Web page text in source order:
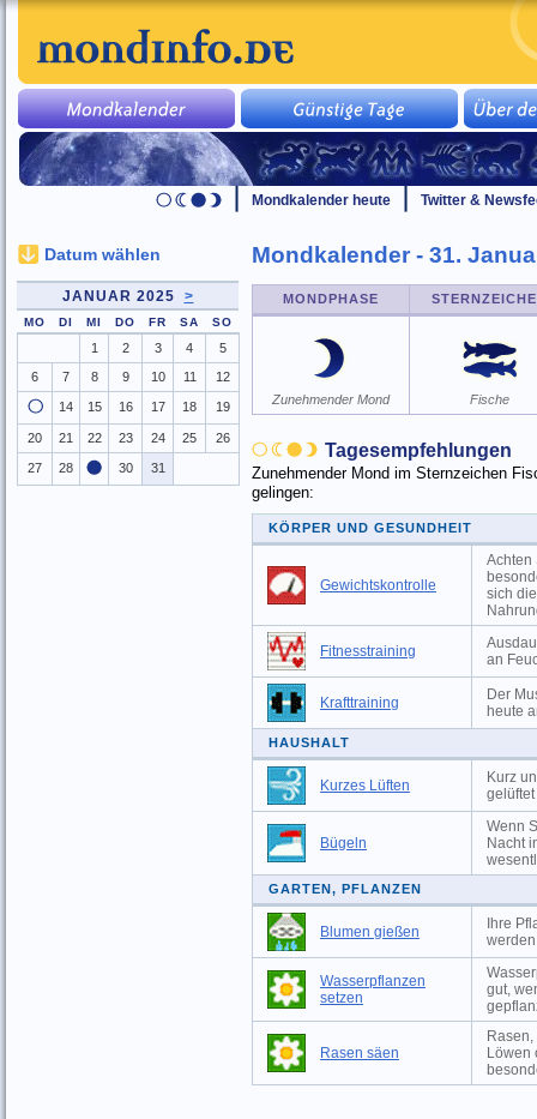
Mondkalender heute Twitter &
Mondkalender - 31.
MONDPHASE
Zunehmender Mond Fische
Tagesempfehlungen
Zunehmender Mond im Sternzeichen
gelingen:
KÖRPER UND GESUNDHEIT
Gewichtskontrolle
Achten
sich
Fitnesstraining
an
Krafttraining
Der
heute
HAUSHALT
Kurzes Lüften
Kurz
Bügeln
Wenn
Nacht
GARTEN, PFLANZEN
Blumen gießen
Ihre
Wasserpflanzen
setzen
gut,
Rasen säen
Löwen
Datum wählen
JANUAR 2025 >
MO DI MI DO FR SA SO
1 2 3 4
5
6
7 8 9 10 11 12
14 15 16 17 18 19
20 21 22 23 24 25 26
27 28 30 31